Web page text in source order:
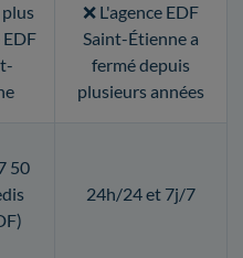
plus
❌ L'agence EDF
Saint-Étienne a
fermé depuis
plusieurs années
50
24h/24 et 7j/7